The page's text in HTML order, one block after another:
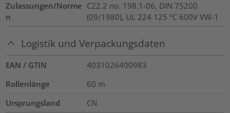
Zulassungen/Norme
n
C22.2 no. 198.1-06, DIN 75200
(09/1980), UL 224 125 °C 600V VW-1
Logistik und Verpackungsdaten
EAN / GTIN
4031026400983
Rollenlänge
60 m
Ursprungsland
CN